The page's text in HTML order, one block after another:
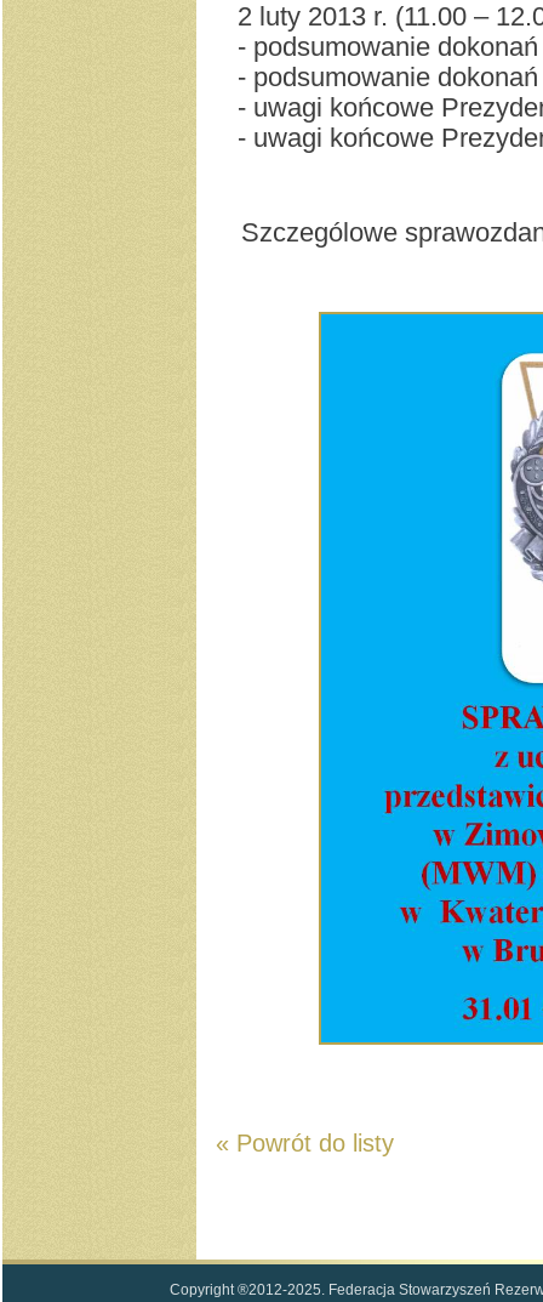
2 luty 2013 r. (11.00 –
- podsumowanie
- podsumowanie
- uwagi końcowe
- uwagi końcowe
Szczególowe
« Powrót do listy
Copyright ®2012-2025. Federacja Stowarzyszeń